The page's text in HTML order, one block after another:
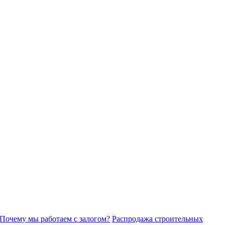
Почему мы работаем с залогом? Распродажа строительных